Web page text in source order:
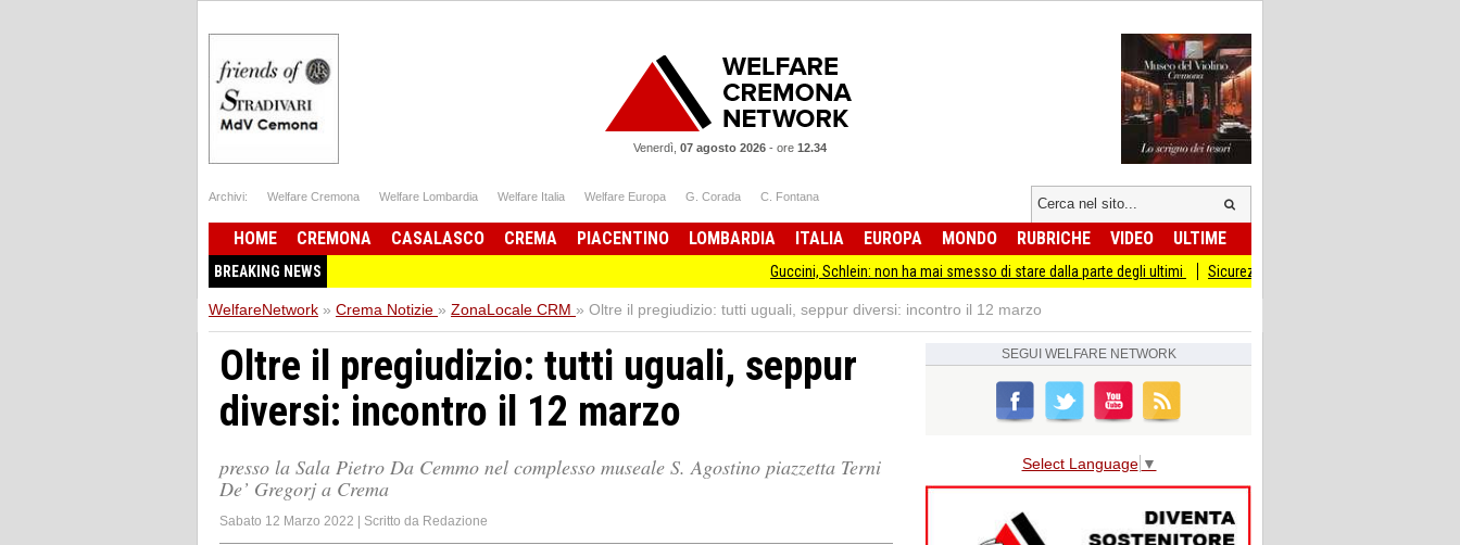
Venerdì, 07 agosto 2026 - ore 12.34
Archivi: Welfare Cremona Welfare Lombardia Welfare Italia Welfare Europa G. Corada C. Fontana
HOME CREMONA CASALASCO CREMA PIACENTINO LOMBARDIA ITALIA EUROPA MONDO RUBRICHE VIDEO ULTIME
BREAKING NEWS Guccini, Schlein: non ha mai smesso di stare dalla parte degli ultimi Sicurezza I Giovani Democratici ribattono ai Giovani di
WelfareNetwork » Crema Notizie » ZonaLocale CRM » Oltre il pregiudizio: tutti uguali, seppur diversi: incontro il 12 marzo
Oltre il pregiudizio: tutti uguali, seppur
diversi: incontro il 12 marzo
presso la Sala Pietro Da Cemmo nel complesso museale S. Agostino piazzetta Terni
De’ Gregorj a Crema
Sabato 12 Marzo 2022 | Scritto da Redazione
SEGUI WELFARE NETWORK
Select Language ▼